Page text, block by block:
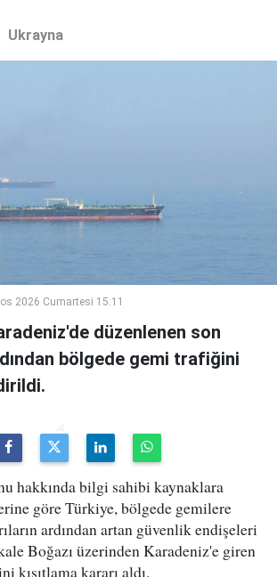
Ukrayna
2026 Cumartesi 15:11
düzenlenen son
bölgede gemi trafiğini
hakkında bilgi sahibi kaynaklara
göre Türkiye, bölgede gemilere
ardından artan güvenlik endişeleri
Boğazı üzerinden Karadeniz'e giren
kısıtlama kararı aldı.